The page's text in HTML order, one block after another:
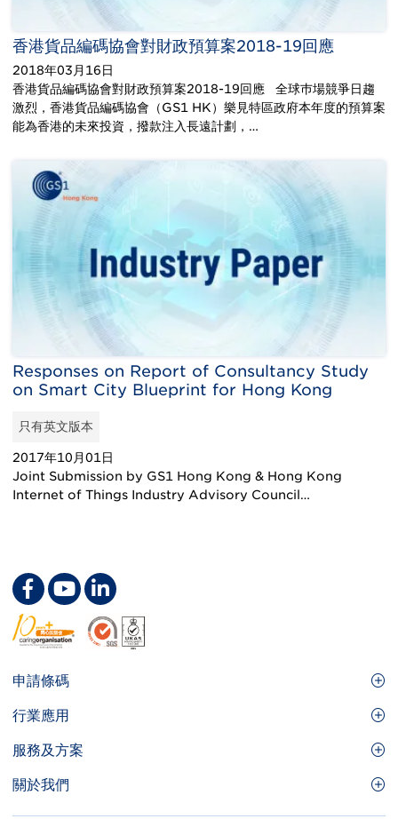
香港貨品編碼協會對財政預算案2018-19回應
2018年03月16日
香港貨品編碼協會對財政預算案2018-19回應 全球巿場競爭日趨
激烈，香港貨品編碼協會（GS1 HK）樂見特區政府本年度的預算案
能為香港的未來投資，撥款注入長遠計劃，…
Responses on Report of Consultancy Study
on Smart City Blueprint for Hong Kong
只有英文版本
2017年10月01日
Joint Submission by GS1 Hong Kong & Hong Kong
Internet of Things Industry Advisory Council…
Footer
Site
Menu
申請條碼
GS1條碼
實用工具及資源
行業應用
食品及餐飲服務
服務及方案
品牌保護
關於我們
關於香港貨品編碼協會